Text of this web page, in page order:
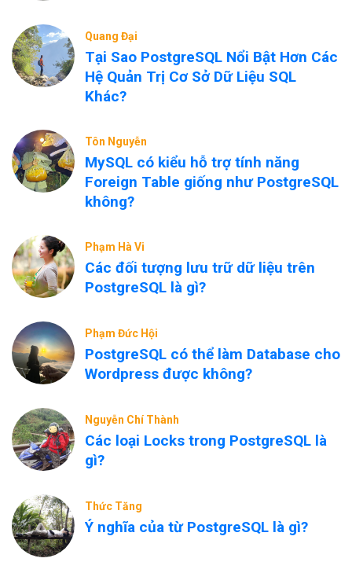
Quang Đại
Tại Sao PostgreSQL Nổi Bật Hơn Các
Hệ Quản Trị Cơ Sở Dữ Liệu SQL
Khác?
Tôn Nguyễn
MySQL có kiểu hỗ trợ tính năng
Foreign Table giống như PostgreSQL
không?
Phạm Hà Vi
Các đối tượng lưu trữ dữ liệu trên
PostgreSQL là gì?
Phạm Đức Hội
PostgreSQL có thể làm Database cho
Wordpress được không?
Nguyễn Chí Thành
Các loại Locks trong PostgreSQL là
gì?
Thức Tăng
Ý nghĩa của từ PostgreSQL là gì?